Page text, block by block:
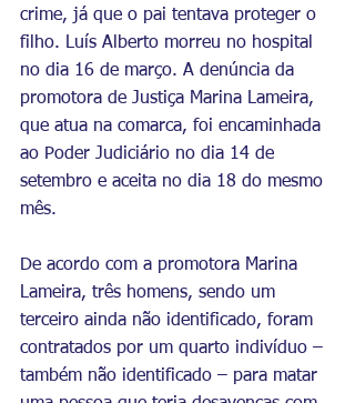
crime, já que o pai tentava proteger o
filho. Luís Alberto morreu no hospital
no dia 16 de março. A denúncia da
promotora de Justiça Marina Lameira,
que atua na comarca, foi encaminhada
ao Poder Judiciário no dia 14 de
setembro e aceita no dia 18 do mesmo
mês.
De acordo com a promotora Marina
Lameira, três homens, sendo um
terceiro ainda não identificado, foram
contratados por um quarto indivíduo –
também não identificado – para matar